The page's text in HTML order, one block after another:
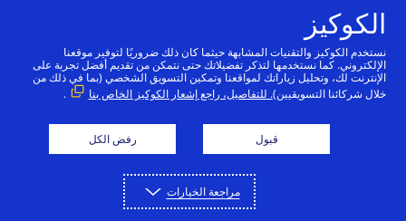
عربي
الكوكيز
نستخدم الكوكيز والتقنيات المشابهة حيثما كان ذلك ضروريًا لتوفير موقعنا
الإلكتروني. كما نستخدمها لتذكر تفضيلاتك حتى نتمكن من تقديم أفضل تجربة على
الإنترنت لك، وتحليل زياراتك لمواقعنا وتمكين التسويق الشخصي (بما في ذلك من
خلال شركائنا التسويقيين). للتفاصيل، راجع إشعار الكوكيز الخاص بنا .
قبول رفض الكل
مراجعة الخيارات